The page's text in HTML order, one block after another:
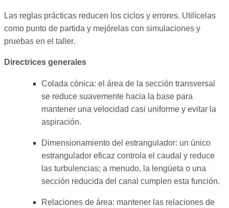
Las reglas prácticas reducen los ciclos y errores. Utilícelas
como punto de partida y mejórelas con simulaciones y
pruebas en el taller.
Directrices generales
Colada cónica: el área de la sección transversal
se reduce suavemente hacia la base para
mantener una velocidad casi uniforme y evitar la
aspiración.
Dimensionamiento del estrangulador: un único
estrangulador eficaz controla el caudal y reduce
las turbulencias; a menudo, la lengüeta o una
sección reducida del canal cumplen esta función.
Relaciones de área: mantener las relaciones de